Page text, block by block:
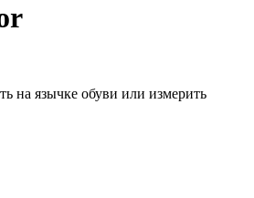
на язычке обуви или измерить